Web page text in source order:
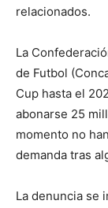
relacionados.
La
de Futbol
Cup hasta el
abonarse 25
momento no
demanda tras
La denuncia se